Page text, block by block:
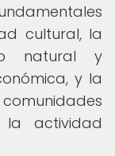
cultural, la
natural y
y la
actividad